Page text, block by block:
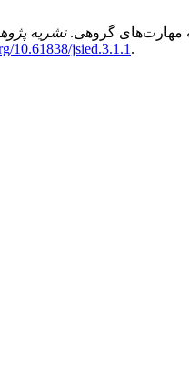
نشریه
10.61838/jsied.3.1.1 .